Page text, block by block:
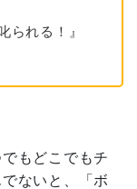
られる！』
もどこでもチ
ないと、「ボ